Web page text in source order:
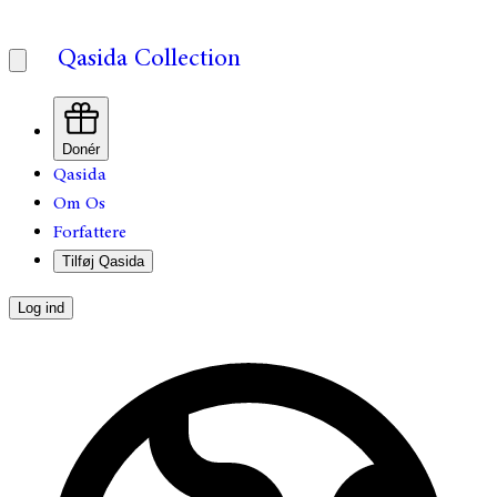
Qasida Collection
Donér
Qasida
Om Os
Forfattere
Tilføj Qasida
Log ind